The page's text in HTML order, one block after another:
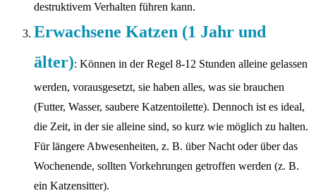
destruktivem Verhalten führen kann.
Erwachsene Katzen (1 Jahr und
älter): Können in der Regel 8-12 Stunden alleine gelassen
werden, vorausgesetzt, sie haben alles, was sie brauchen
(Futter, Wasser, saubere Katzentoilette). Dennoch ist es ideal,
die Zeit, in der sie alleine sind, so kurz wie möglich zu halten.
Für längere Abwesenheiten, z. B. über Nacht oder über das
Wochenende, sollten Vorkehrungen getroffen werden (z. B.
ein Katzensitter).